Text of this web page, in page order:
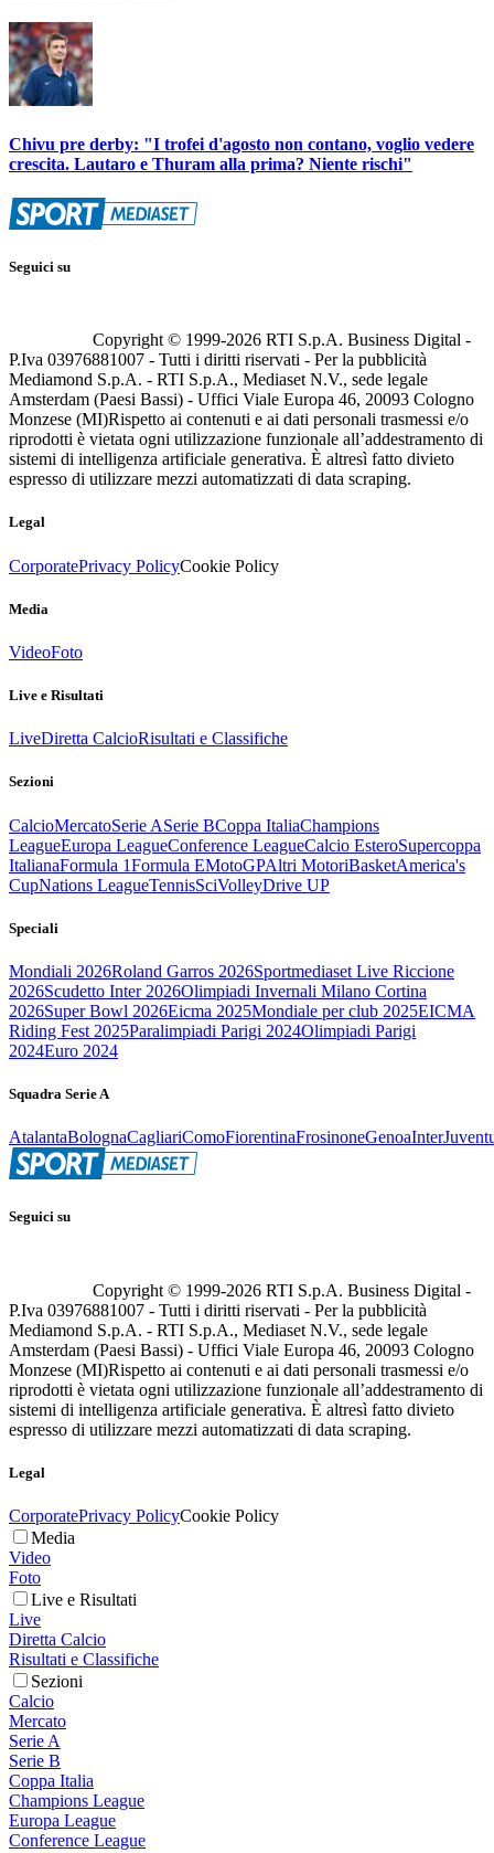
Chivu pre derby: "I trofei d'agosto non contano, voglio vedere
crescita. Lautaro e Thuram alla prima? Niente rischi"
Seguici su
Copyright © 1999-2026 RTI S.p.A. Business Digital -
P.Iva 03976881007 - Tutti i diritti riservati - Per la pubblicità
Mediamond S.p.A. - RTI S.p.A., Mediaset N.V., sede legale
Amsterdam (Paesi Bassi) - Uffici Viale Europa 46, 20093 Cologno
Monzese (MI)Rispetto ai contenuti e ai dati personali trasmessi e/o
riprodotti è vietata ogni utilizzazione funzionale all’addestramento di
sistemi di intelligenza artificiale generativa. È altresì fatto divieto
espresso di utilizzare mezzi automatizzati di data scraping.
Legal
CorporatePrivacy PolicyCookie Policy
Media
VideoFoto
Live e Risultati
LiveDiretta CalcioRisultati e Classifiche
Sezioni
CalcioMercatoSerie ASerie BCoppa ItaliaChampions
LeagueEuropa LeagueConference LeagueCalcio EsteroSupercoppa
ItalianaFormula 1Formula EMotoGPAltri MotoriBasketAmerica's
CupNations LeagueTennisSciVolleyDrive UP
Speciali
Mondiali 2026Roland Garros 2026Sportmediaset Live Riccione
2026Scudetto Inter 2026Olimpiadi Invernali Milano Cortina
2026Super Bowl 2026Eicma 2025Mondiale per club 2025EICMA
Riding Fest 2025Paralimpiadi Parigi 2024Olimpiadi Parigi
2024Euro 2024
Squadra Serie A
AtalantaBolognaCagliariComoFiorentinaFrosinoneGenoaInter
Seguici su
Copyright © 1999-2026 RTI S.p.A. Business Digital -
P.Iva 03976881007 - Tutti i diritti riservati - Per la pubblicità
Mediamond S.p.A. - RTI S.p.A., Mediaset N.V., sede legale
Amsterdam (Paesi Bassi) - Uffici Viale Europa 46, 20093 Cologno
Monzese (MI)Rispetto ai contenuti e ai dati personali trasmessi e/o
riprodotti è vietata ogni utilizzazione funzionale all’addestramento di
sistemi di intelligenza artificiale generativa. È altresì fatto divieto
espresso di utilizzare mezzi automatizzati di data scraping.
Legal
CorporatePrivacy PolicyCookie Policy
Media
Video
Foto
Live e Risultati
Live
Diretta Calcio
Risultati e Classifiche
Sezioni
Calcio
Mercato
Serie A
Serie B
Coppa Italia
Champions League
Europa League
Conference League